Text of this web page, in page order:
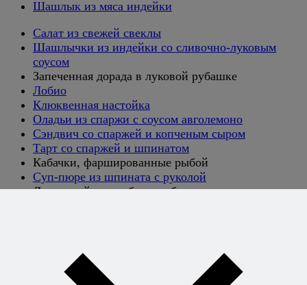
Шашлык из мяса индейки
Салат из свежей свеклы
Шашлычки из индейки со сливочно-луковым
соусом
Запеченная дорада в луковой рубашке
Лобио
Клюквенная настойка
Оладьи из спаржи с соусом авголемоно
Сэндвич со спаржей и копченым сыром
Тарт со спаржей и шпинатом
Кабачки, фаршированные рыбой
Суп-пюре из шпината с руколой
Лимонный пирог без ошибок
Конкуренция среди читателей оказалась несколько
ниже, чем среди блоггеров, хотя самих читателей —